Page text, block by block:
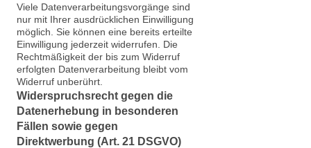
Viele Datenverarbeitungsvorgänge sind
nur mit Ihrer ausdrücklichen Einwilligung
möglich. Sie können eine bereits erteilte
Einwilligung jederzeit widerrufen. Die
Rechtmäßigkeit der bis zum Widerruf
erfolgten Datenverarbeitung bleibt vom
Widerruf unberührt.
Widerspruchsrecht gegen die
Datenerhebung in besonderen
Fällen sowie gegen
Direktwerbung (Art. 21 DSGVO)